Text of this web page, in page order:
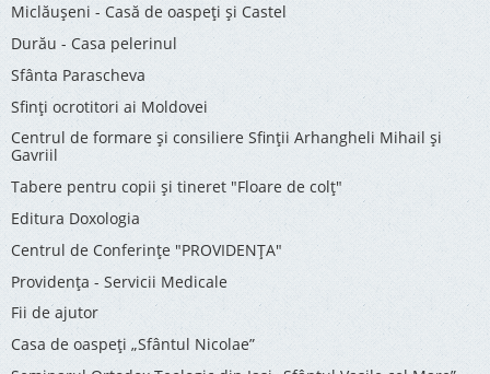
Miclăușeni - Casă de oaspeţi şi Castel
Durău - Casa pelerinul
Sfânta Parascheva
Sfinți ocrotitori ai Moldovei
Centrul de formare și consiliere Sfinții Arhangheli Mihail și
Gavriil
Tabere pentru copii şi tineret "Floare de colţ"
Editura Doxologia
Centrul de Conferinţe "PROVIDENŢA"
Providenţa - Servicii Medicale
Fii de ajutor
Casa de oaspeți „Sfântul Nicolae”